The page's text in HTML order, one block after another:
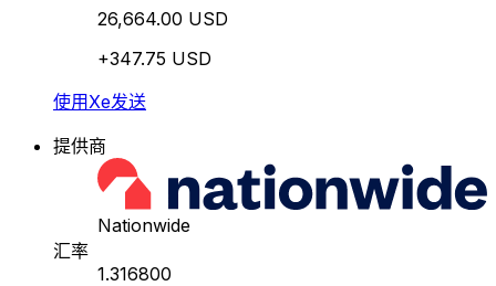
26,664.00 USD
+347.75 USD
使用Xe发送
提供商
Nationwide
汇率
1.316800